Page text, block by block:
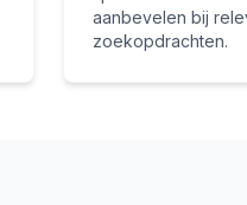
aanbevelen bij
zoekopdrachten.